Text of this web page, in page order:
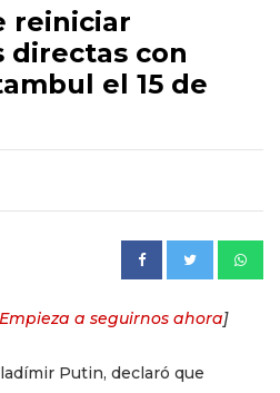
reiniciar
directas con
el 15 de
Empieza a seguirnos ahora]
Putin, declaró que